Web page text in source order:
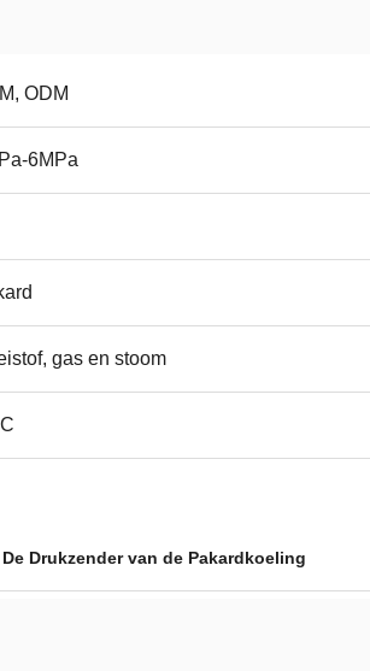
ODM
6MPa
gas en stoom
De Drukzender van de Pakardkoeling